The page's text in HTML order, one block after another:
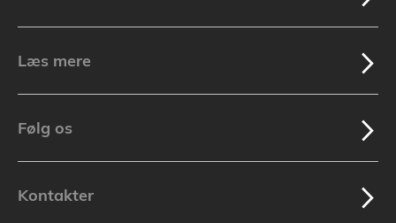
Læs mere
Følg os
Kontakter